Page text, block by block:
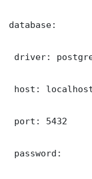
database:
driver:
host:
port: 5432
password: